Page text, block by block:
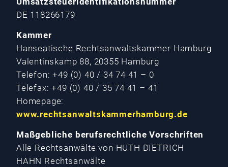
DE 118266179
Kammer
Hanseatische Rechtsanwaltskammer Hamburg
Valentinskamp 88, 20355 Hamburg
Telefon: +49 (0) 40 / 34 74 41 – 0
Telefax: +49 (0) 40 / 35 74 41 – 41
Homepage:
www.rechtsanwaltskammerhamburg.de
Maßgebliche berufsrechtliche Vorschriften
Alle Rechtsanwälte von HUTH DIETRICH
HAHN Rechtsanwälte